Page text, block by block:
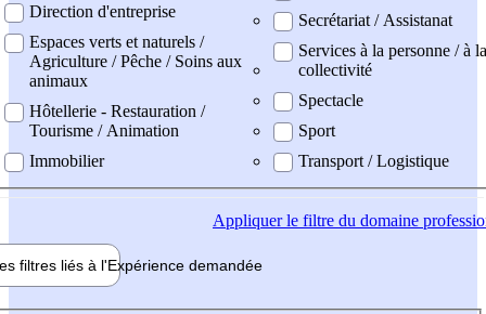
Direction d'entreprise
Espaces verts et naturels /
Agriculture / Pêche / Soins aux
animaux
Hôtellerie - Restauration /
Tourisme / Animation
Immobilier
Secrétariat / Assistanat
Services à la personne / à la
collectivité
Spectacle
Sport
Transport / Logistique
Appliquerle filtre du domaine
filtres liés à l'Expérience demandée